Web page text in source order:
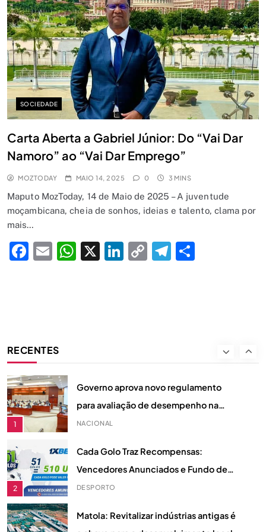
SOCIEDADE
Carta Aberta a Gabriel Júnior: Do “Vai Dar
Namoro” ao “Vai Dar Emprego”
MOZTODAY MAIO 14, 2025 0 3 MINS
Maputo MozToday, 14 de Maio de 2025 – A juventude
moçambicana, cheia de sonhos, ideias e talento, clama por
mais…
Facebook
EmailWhatsApp
X LinkedIn
CopyTelegram
RECENTES
Além da Escolha: Como o 1xEquilíbrio
Motivação dos Apostadores
6
O play-off entra na fase decisiva: a
1xBet destaca os principais jogos dos
internacional.
INSS esclarece suspensão de pensão
8
1
Governo aprova novo regulamento
para avaliação de desempenho na
Função Pública
NACIONAL
2
Cada Golo Traz Recompensas:
Vencedores Anunciados e Fundo de
Prémios de 510 Dólares
DESPORTO
Matola: Revitalizar indústrias antigas é